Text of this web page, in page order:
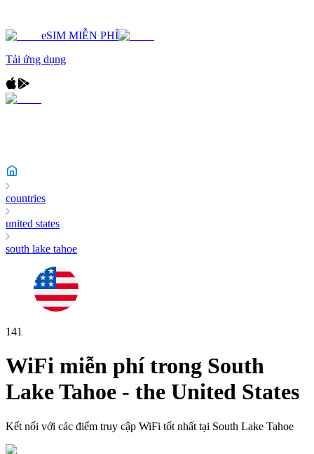
eSIM MIỄN PHÍ
Tải ứng dụng
countries
united states
south lake tahoe
141
WiFi miễn phí trong South
Lake Tahoe - the United States
Kết nối với các điểm truy cập WiFi tốt nhất tại South Lake Tahoe